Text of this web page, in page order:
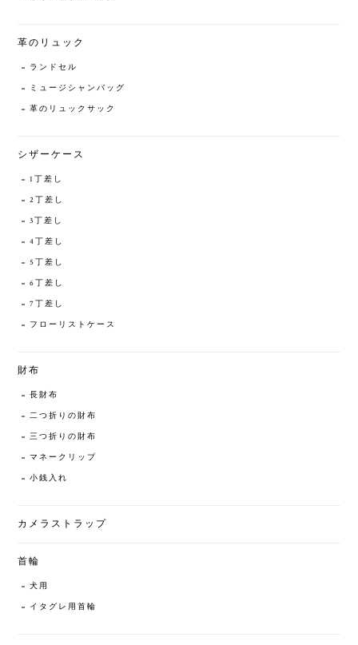
革のリュック
ランドセル
ミュージシャンバッグ
革のリュックサック
シザーケース
1丁差し
2丁差し
3丁差し
4丁差し
5丁差し
6丁差し
7丁差し
フローリストケース
財布
長財布
二つ折りの財布
三つ折りの財布
マネークリップ
小銭入れ
カメラストラップ
首輪
犬用
イタグレ用首輪